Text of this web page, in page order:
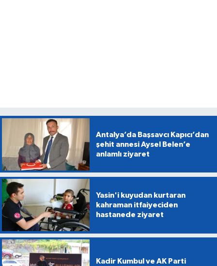
Antalya’da Başsavcı Kapıcı’dan
şehit annesi Aysel Belen’e
anlamlı ziyaret
Yasin'i kuyudan kurtaran
kahraman itfaiyeciden
hastanede ziyaret
Kadir Kumbul ve AK Parti